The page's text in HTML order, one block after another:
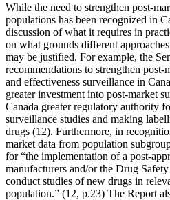
While the need to strengthen post-
populations has been recognized in
discussion of what it requires in
on what grounds different
may be justified. For example, the
recommendations to strengthen post-
and effectiveness surveillance in
greater investment into post-market
Canada greater regulatory authority
surveillance studies and making
drugs (12). Furthermore, in
market data from population
for “the implementation of a post-
manufacturers and/or the Drug
conduct studies of new drugs in
population.” (12, p.23) The Report